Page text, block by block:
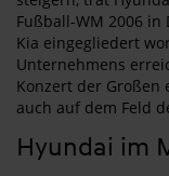
Fußball-WM 2006
Kia eingegliedert
Unternehmens
Konzert der Großen
auch auf dem Feld
Hyundai im